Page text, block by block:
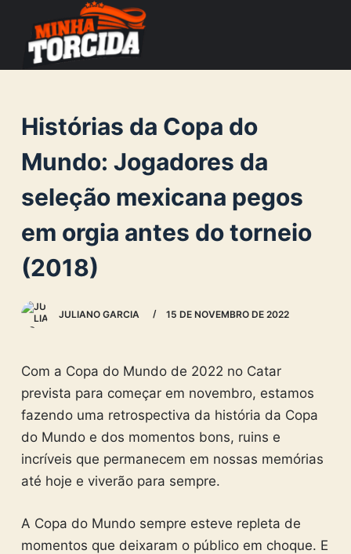
c
o
n
e
Histórias da Copa do
Mundo: Jogadores da
seleção mexicana pegos
em orgia antes do torneio
(2018)
JULIANO GARCIA 15 DE NOVEMBRO DE 2022
Com a Copa do Mundo de 2022 no Catar
prevista para começar em novembro, estamos
fazendo uma retrospectiva da história da Copa
do Mundo e dos momentos bons, ruins e
incríveis que permanecem em nossas memórias
até hoje e viverão para sempre.
A Copa do Mundo sempre esteve repleta de
momentos que deixaram o público em choque. E